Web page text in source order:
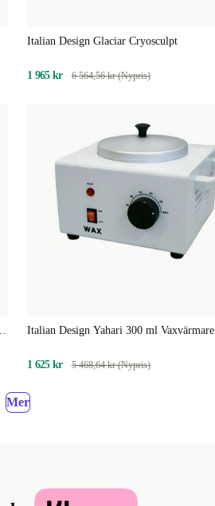
Italian Design Glaciar Cryosculpt
1 965 kr 6 564,56 kr (Nypris)
Italian Design Yahari 300 ml Vaxvärmare
1 625 kr 5 468,64 kr (Nypris)
Mer